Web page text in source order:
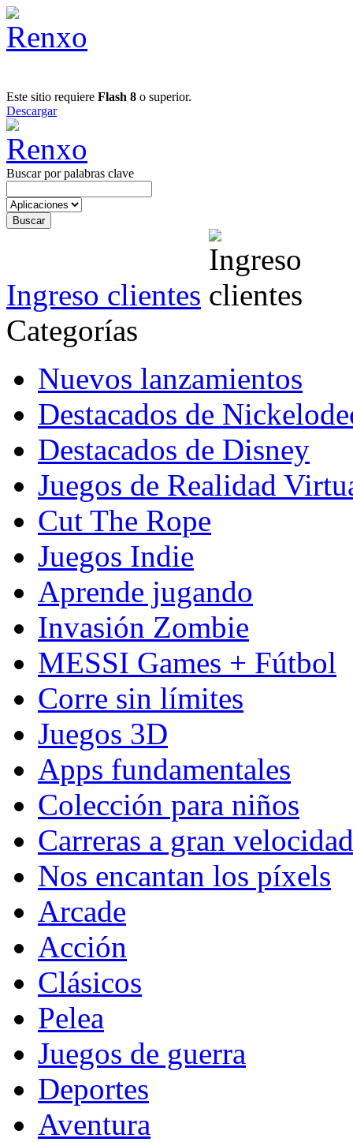
Este sitio requiere Flash 8 o superior.
Descargar
Buscar por palabras clave
Ingreso clientes
Categorías
Nuevos lanzamientos
Destacados de
Destacados de Disney
Juegos de Realidad
Cut The Rope
Juegos Indie
Aprende jugando
Invasión Zombie
MESSI Games + Fútbol
Corre sin límites
Juegos 3D
Apps fundamentales
Colección para niños
Carreras a gran velocidad
Nos encantan los píxels
Arcade
Acción
Clásicos
Pelea
Juegos de guerra
Deportes
Aventura